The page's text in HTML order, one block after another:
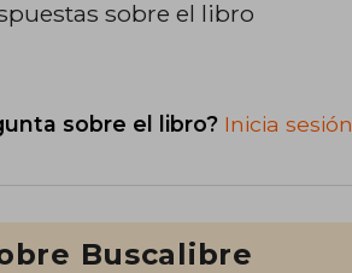
sobre el libro
sobre el libro? Inicia sesión
Buscalibre